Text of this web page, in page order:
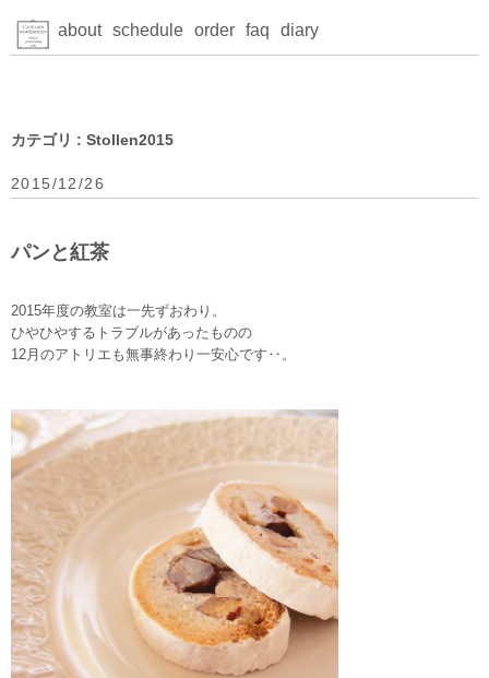
about schedule order faq diary
カテゴリ : Stollen2015
2015/12/26
パンと紅茶
2015年度の教室は一先ずおわり。
ひやひやするトラブルがあったものの
12月のアトリエも無事終わり一安心です‥。